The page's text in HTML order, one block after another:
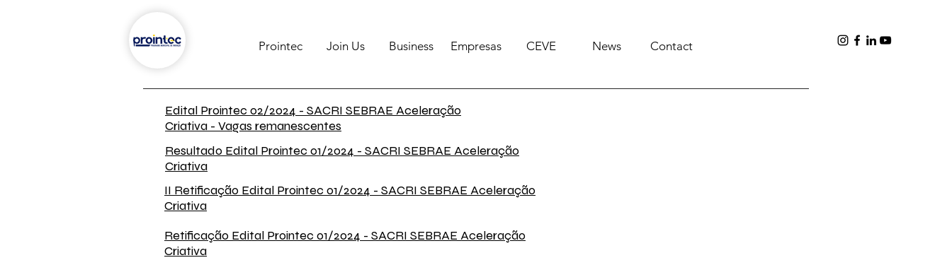
Prointec Join Us Business Empresas CEVE News Contact
Edital Prointec 02/2024 - SACRI SEBRAE Aceleração
Criativa - Vagas remanescentes
Resultado Edital Prointec 01/2024 - SACRI SEBRAE Aceleração
Criativa
II Retificação Edital Prointec 01/2024 - SACRI SEBRAE Aceleração
Criativa
Retificação Edital Prointec 01/2024 - SACRI SEBRAE Aceleração
Criativa